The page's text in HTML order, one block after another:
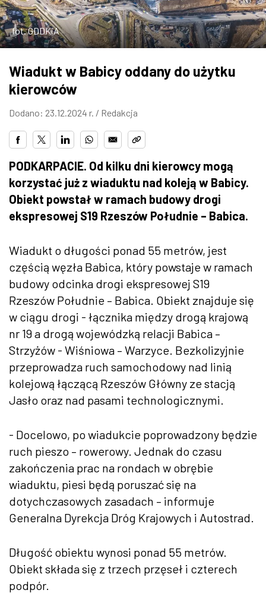
ZDJĘCIA
W RZESZOWIE
fot. GDDKiA
Wiadukt w Babicy oddany do użytku
kierowców
Dodano: 23.12.2024 r. / Redakcja
PODKARPACIE. Od kilku dni kierowcy mogą
korzystać już z wiaduktu nad koleją w Babicy.
Obiekt powstał w ramach budowy drogi
ekspresowej S19 Rzeszów Południe – Babica.
Wiadukt o długości ponad 55 metrów, jest
częścią węzła Babica, który powstaje w ramach
budowy odcinka drogi ekspresowej S19
Rzeszów Południe – Babica. Obiekt znajduje się
w ciągu drogi - łącznika między drogą krajową
nr 19 a drogą wojewódzką relacji Babica –
Strzyżów - Wiśniowa – Warzyce. Bezkolizyjnie
przeprowadza ruch samochodowy nad linią
kolejową łączącą Rzeszów Główny ze stacją
Jasło oraz nad pasami technologicznymi.
- Docelowo, po wiadukcie poprowadzony będzie
ruch pieszo – rowerowy. Jednak do czasu
zakończenia prac na rondach w obrębie
wiaduktu, piesi będą poruszać się na
dotychczasowych zasadach – informuje
Generalna Dyrekcja Dróg Krajowych i Autostrad.
Długość obiektu wynosi ponad 55 metrów.
Obiekt składa się z trzech przęseł i czterech
podpór.